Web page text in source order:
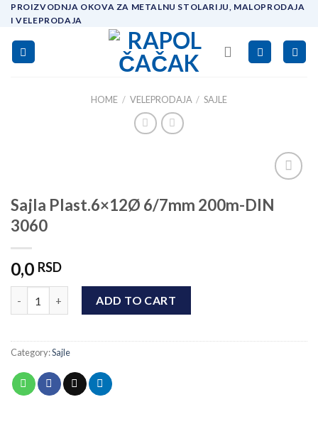
Skip
content
PROIZVODNJA OKOVA ZA METALNU STOLARIJU, MALOPRODAJA
I VELEPRODAJA
HOME / VELEPRODAJA / SAJLE
wishlist
Sajla Plast.6×12Ø 6/7mm 200m-DIN
3060
0,0 RSD
ADD TO CART
Category:Sajle